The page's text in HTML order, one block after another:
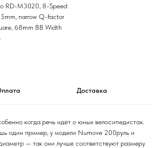
RD-M3020, 8-Speed
narrow Q-factor
68mm BB Width
Доставка
когда речь идёт о юных велосипедистах.
один пример, у модели Numove 200руль и
— так они лучше соответствуют размеру